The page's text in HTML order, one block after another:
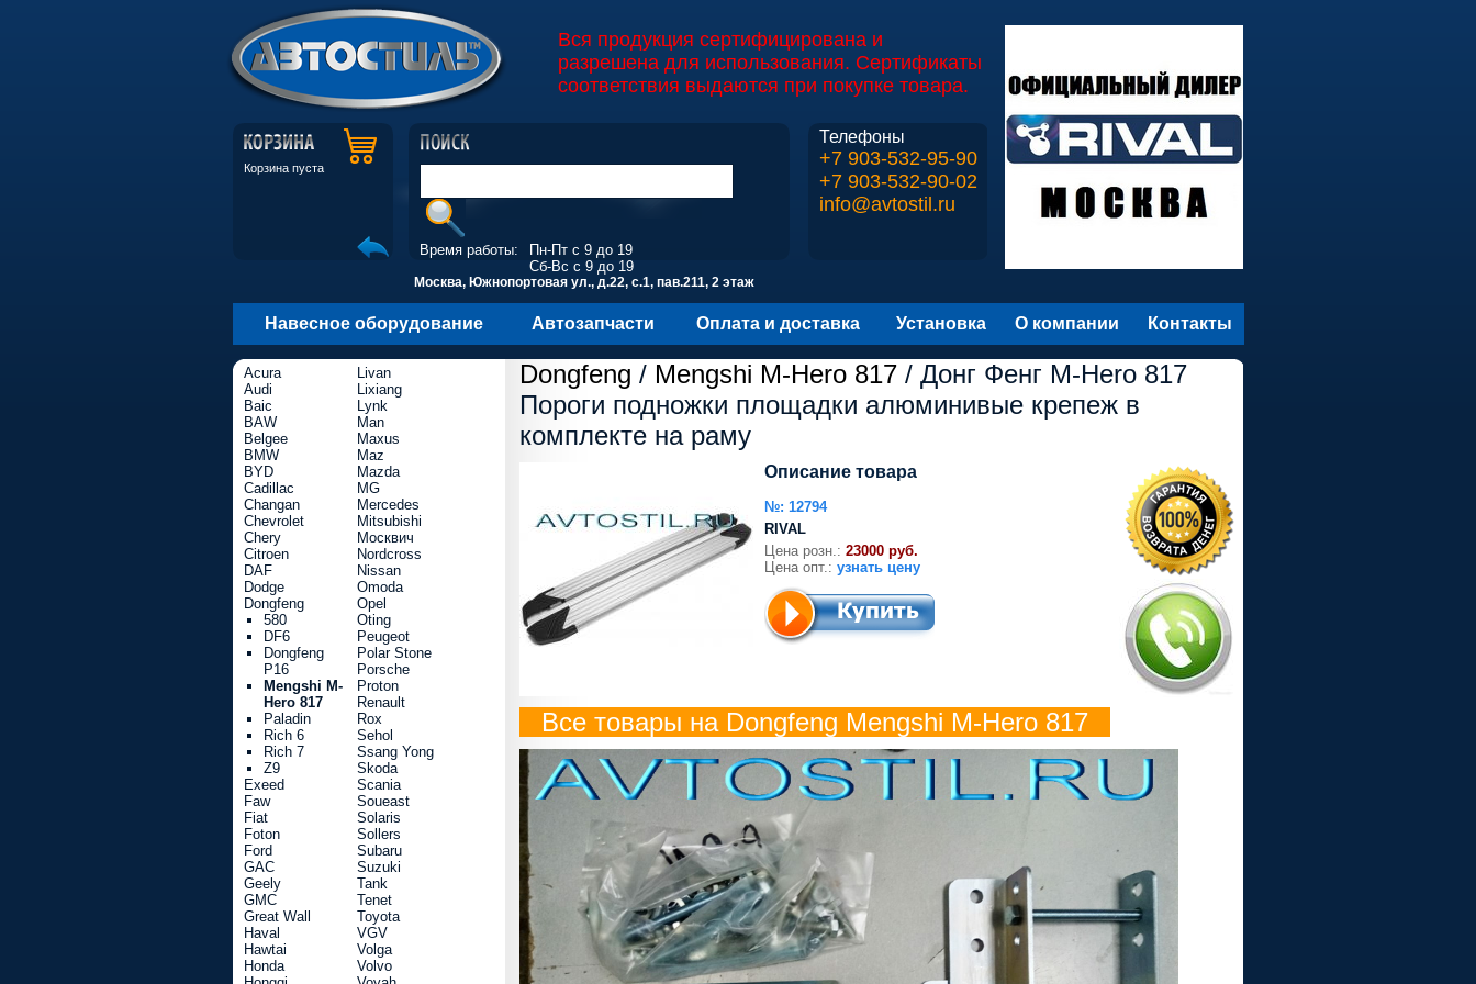
Вся продукция сертифицирована и
разрешена для использования. Сертификаты
соответствия выдаются при покупке товара.
Корзина пуста
Телефоны
+7 903-532-95-90
+7 903-532-90-02
info@avtostil.ru
Время работы:
Пн-Пт с 9 до 19
Сб-Вс с 9 до 19
Москва, Южнопортовая ул., д.22, с.1, пав.211, 2 этаж
Навесное оборудование Автозапчасти Оплата и доставка Установка О компании Контакты
Dongfeng / Mengshi M-Hero 817 / Донг Фенг M-Hero 817
Пороги подножки площадки алюминивые крепеж в
комплекте на раму
Описание товара
№: 12794
RIVAL
Цена розн.: 23000 руб.
Цена опт.: узнать цену
Все товары на Dongfeng Mengshi M-Hero 817
Acura
Audi
Baic
BAW
Belgee
BMW
BYD
Cadillac
Changan
Chevrolet
Chery
Citroen
DAF
Dodge
Dongfeng
580
DF6
Dongfeng
P16
Mengshi M-
Hero 817
Paladin
Rich 6
Rich 7
Z9
Exeed
Faw
Fiat
Foton
Ford
GAC
Geely
GMC
Great Wall
Haval
Hawtai
Honda
Livan
Lixiang
Lynk
Man
Maxus
Maz
Mazda
MG
Mercedes
Mitsubishi
Москвич
Nordcross
Nissan
Omoda
Opel
Oting
Peugeot
Polar Stone
Porsche
Proton
Renault
Rox
Sehol
Ssang Yong
Skoda
Scania
Soueast
Solaris
Sollers
Subaru
Suzuki
Tank
Tenet
Toyota
VGV
Volga
Volvo